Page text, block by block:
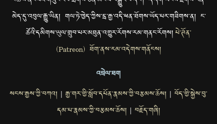
མེད་དུ་འབུལ་རྒྱུ་ཡིན། གལ་ཏེ་ཁྱེད་ཀྱིས་དྲ་རྒྱ་འདི་ཕན་ཐོགས་ཡོད་པར་གཟིགས་ན། ང་
ཚོའི་དམིགས་ཡུལ་གྲུབ་པར་མཐུན་འགྱུར་རོགས་རམ་གནང་རོགས།པེ་ཊོན་
(Patreon) ཐོག་ནས་རམ་འདེགས་གནོངས།
འབྲེལ་ཐག
སངས་རྒྱས་ཀྱི་བཀའ། | རྒྱ་གར་གྱི་སློབ་དཔོན་རྣམས་ཀྱི་བརྩམས་ཆོས། | བོད་གྱི་སྐྱེས་བུ་
དམ་པ་རྣམས་ཀྱི་བརྩམས་ཆོས། | བརྗོད་གཞི།